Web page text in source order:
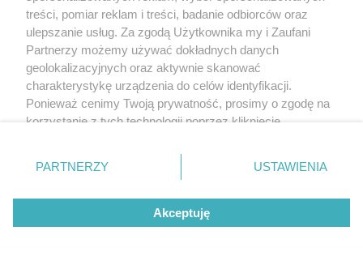
treści, pomiar reklam i treści, badanie odbiorców oraz
ulepszanie usług. Za zgodą Użytkownika my i Zaufani
Partnerzy możemy używać dokładnych danych
geolokalizacyjnych oraz aktywnie skanować
charakterystykę urządzenia do celów identyfikacji.
Ponieważ cenimy Twoją prywatność, prosimy o zgodę na
korzystanie z tych technologii poprzez kliknięcie
zmienić/wycofać klikając przycisk ustawień prywatności
znajdujący się w lewym dolnym rogu strony
rodzaje przetwarzania danych nie wymagają zgody
użytkownika, ale masz prawo sprzeciwić się takiemu
przetwarzaniu. Preferencje będą miały zastosowanie tylko
PARTNERZY USTAWIENIA
Akceptuję